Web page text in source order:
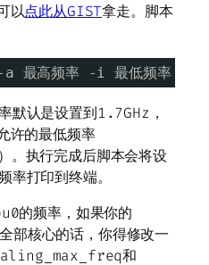
以点此从GIST拿走。脚本
最高频率 -i 最低频率
默认是设置到1.7GHz，
许的最低频率
执行完成后脚本会将设
率打印到终端。
的频率，如果你的
核心的话，你得修改一
和